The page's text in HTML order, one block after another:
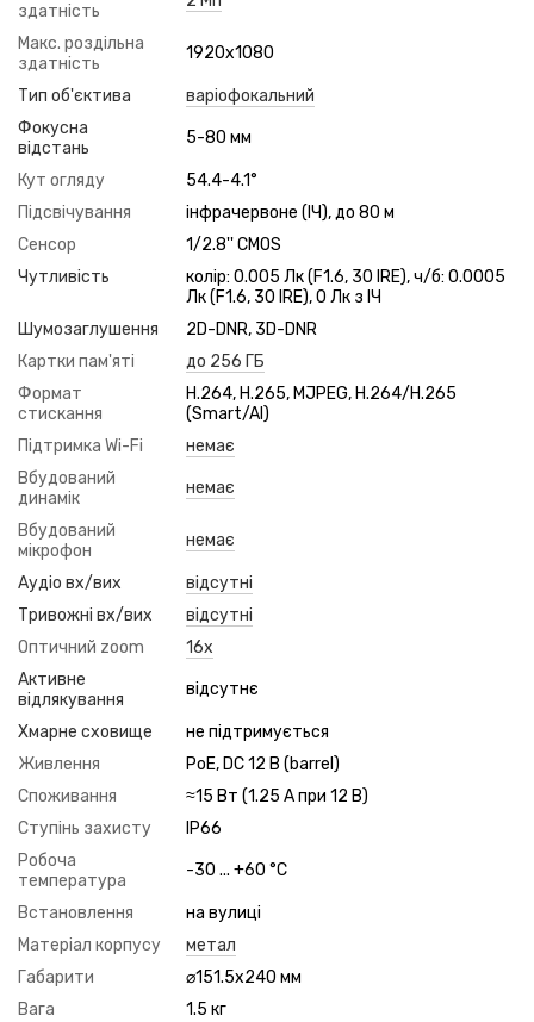
здатність
Макс. роздільна
здатність
1920x1080
Тип об'єктива
варіофокальний
Фокусна
відстань
5-80 мм
Кут огляду
54.4-4.1°
Підсвічування
інфрачервоне (ІЧ), до 80 м
Сенсор
1/2.8'' CMOS
Чутливість
колір: 0.005 Лк (F1.6, 30 IRE), ч/б: 0.0005
Лк (F1.6, 30 IRE), 0 Лк з ІЧ
Шумозаглушення
2D-DNR, 3D-DNR
Картки пам'яті
до 256 ГБ
Формат
стискання
H.264, H.265, MJPEG, H.264/H.265
(Smart/AI)
Підтримка Wi-Fi
немає
Вбудований
динамік
немає
Вбудований
мікрофон
немає
Аудіо вх/вих
відсутні
Тривожні вх/вих
відсутні
Оптичний zoom
16x
Активне
відлякування
відсутнє
Хмарне сховище
не підтримується
Живлення
PoE, DC 12 В (barrel)
Споживання
≈15 Вт (1.25 А при 12 В)
Ступінь захисту
IP66
Робоча
температура
-30 ... +60 °C
Встановлення
на вулиці
Матеріал корпусу
метал
Габарити
⌀151.5x240 мм
Вага
1.5 кг